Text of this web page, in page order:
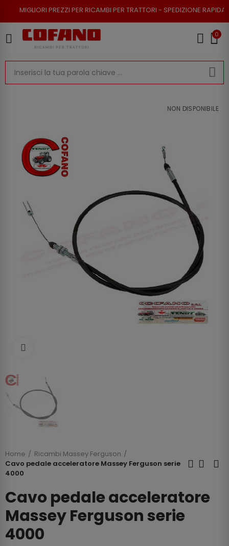
PREZZI PER RICAMBI PER TRATTORI - SPEDIZIONE RAPIDA - RESO
0
NON DISPONIBILE
Home
Ricambi Massey Ferguson
Cavo pedale acceleratore Massey Ferguson serie
4000
Cavo pedale acceleratore
Massey Ferguson serie
4000